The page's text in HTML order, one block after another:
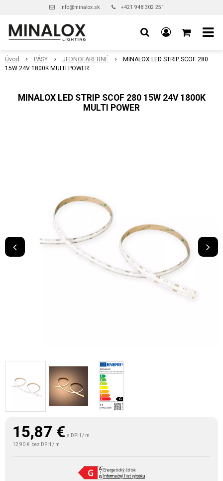
info@minalox.sk +421 948 302 251
Úvod PÁSY JEDNOFAREBNÉ
MINALOX LED STRIP SCOF 280
15W 24V 1800K MULTI POWER
MINALOX LED STRIP SCOF 280 15W 24V 1800K
MULTI POWER
15,87 € s DPH / m
12,90 € bez DPH / m
Energetický štítok
Informačný list výrobku